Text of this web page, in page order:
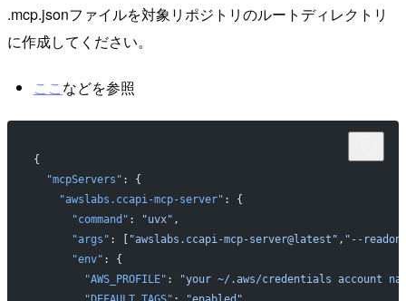
.mcp.jsonファイルを対象リポジトリのルートディレクトリ
に作成してください。
ここなどを参照
{
  "mcpServers"
: {
    "awslabs.ccapi-mcp-server"
: {
      "command"
: "uvx" ,
      "args"
: [ "awslabs.ccapi-mcp-server@latest" , "--
      "env"
: {
        "AWS_PROFILE"
:
"your ~/.aws/credentials account